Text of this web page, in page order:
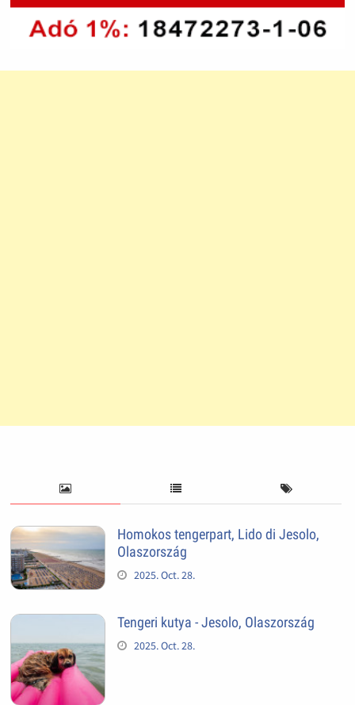
Homokos tengerpart, Lido di Jesolo,
Olaszország
2025. Oct. 28.
Tengeri kutya - Jesolo, Olaszország
2025. Oct. 28.